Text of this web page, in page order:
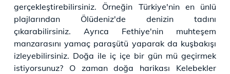
gerçekleştirebilirsiniz. Örneğin Türkiye'nin en ünlü
plajlarından Ölüdeniz'de denizin tadını
çıkarabilirsiniz. Ayrıca Fethiye'nin muhteşem
manzarasını yamaç paraşütü yaparak da kuşbakışı
izleyebilirsiniz. Doğa ile iç içe bir gün mü geçirmek
istiyorsunuz? O zaman doğa harikası Kelebekler